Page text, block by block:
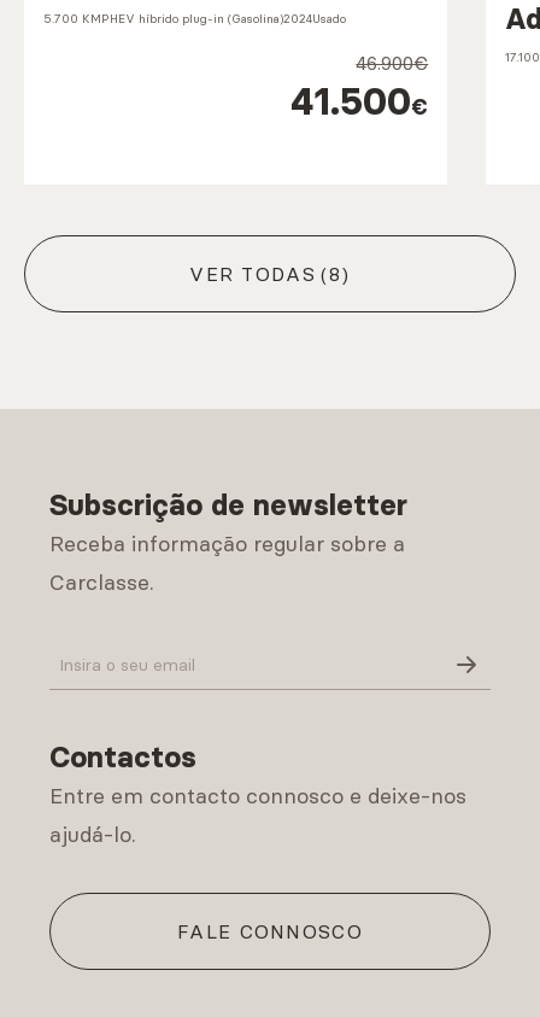
5.700 KMPHEV híbrido plug-in (Gasolina)2024Usado
46.900€
41.500€
VER TODAS (8)
Subscrição de newsletter
Receba informação regular sobre a
Carclasse.
Contactos
Entre em contacto connosco e deixe-nos
ajudá-lo.
FALE CONNOSCO